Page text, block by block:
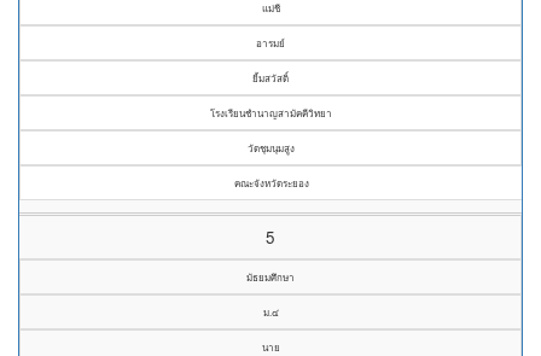
แม่ชี
อารมย์
ยิ้มสวัสดิ์
โรงเรียนชำนาญสามัคคีวิทยา
วัดชุมนุมสูง
คณะจังหวัดระยอง
5
มัธยมศึกษา
ม.๔
นาย